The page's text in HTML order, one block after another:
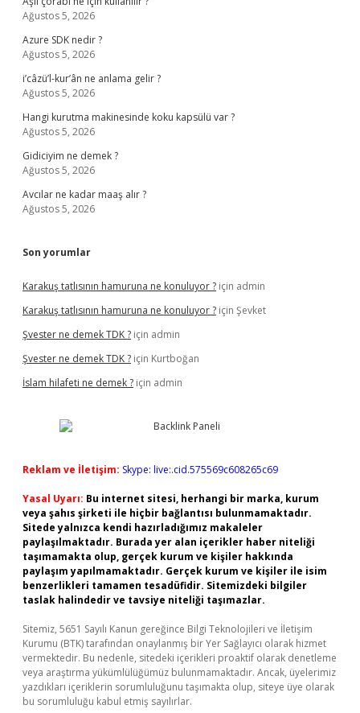
Ağustos 5, 2026
Azure SDK nedir ?
Ağustos 5, 2026
i’câzü’l-kur’ân ne anlama gelir ?
Ağustos 5, 2026
Hangi kurutma makinesinde koku kapsülü var ?
Ağustos 5, 2026
Gidiciyim ne demek ?
Ağustos 5, 2026
Avcılar ne kadar maaş alır ?
Ağustos 5, 2026
Son yorumlar
Karakuş tatlısının hamuruna ne konuluyor ? için admin
Karakuş tatlısının hamuruna ne konuluyor ? için Şevket
Şvester ne demek TDK ? için admin
Şvester ne demek TDK ? için Kurtboğan
İslam hilafeti ne demek ? için admin
Reklam ve İletişim: Skype: live:.cid.575569c608265c69
Yasal Uyarı: Bu internet sitesi, herhangi bir marka, kurum
veya şahıs şirketi ile hiçbir bağlantısı bulunmamaktadır.
Sitede yalnızca kendi hazırladığımız makaleler
paylaşılmaktadır. Burada yer alan içerikler haber niteliği
taşımamakta olup, gerçek kurum ve kişiler hakkında
paylaşım yapılmamaktadır. Gerçek kurum ve kişiler ile isim
benzerlikleri tamamen tesadüfidir. Sitemizdeki bilgiler
taslak halindedir ve tavsiye niteliği taşımazlar.
Sitemiz, 5651 Sayılı Kanun gereğince Bilgi Teknolojileri ve İletişim
Kurumu (BTK) tarafından onaylanmış bir Yer Sağlayıcı olarak hizmet
vermektedir. Bu nedenle, sitedeki içerikleri proaktif olarak denetleme
veya araştırma yükümlülüğümüz bulunmamaktadır. Ancak, üyelerimiz
yazdıkları içeriklerin sorumluluğunu taşımakta olup, siteye üye olarak
bu sorumluluğu kabul etmiş sayılırlar.